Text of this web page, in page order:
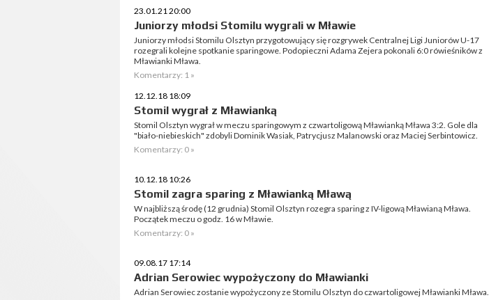
23.01.21 20:00
Juniorzy młodsi Stomilu wygrali w Mławie
Juniorzy młodsi Stomilu Olsztyn przygotowujący się rozgrywek Centralnej Ligi Juniorów U-17
rozegrali kolejne spotkanie sparingowe. Podopieczni Adama Zejera pokonali 6:0 rówieśników z
Mławianki Mława.
Komentarzy: 1 »
12.12.18 18:09
Stomil wygrał z Mławianką
Stomil Olsztyn wygrał w meczu sparingowym z czwartoligową Mławianką Mława 3:2. Gole dla
"biało-niebieskich" zdobyli Dominik Wasiak, Patrycjusz Malanowski oraz Maciej Serbintowicz.
Komentarzy: 0 »
10.12.18 10:26
Stomil zagra sparing z Mławianką Mławą
W najbliższą środę (12 grudnia) Stomil Olsztyn rozegra sparing z IV-ligową Mławianą Mława.
Początek meczu o godz. 16 w Mławie.
Komentarzy: 0 »
09.08.17 17:14
Adrian Serowiec wypożyczony do Mławianki
Adrian Serowiec zostanie wypożyczony ze Stomilu Olsztyn do czwartoligowej Mławianki Mława.